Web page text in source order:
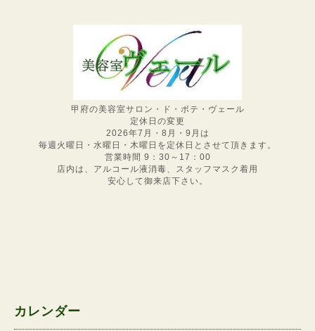
甲府の美容室サロン・ド・ボテ・ヴェール
定休日の変更
2026年7月・8月・9月は
毎週火曜日・水曜日・木曜日を定休日とさせて頂きます。
営業時間 9：30～17：00
店内は、アルコール液消毒、スタッフマスク着用
安心して御来店下さい。
カレンダー